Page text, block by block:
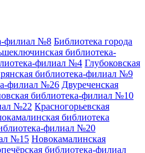
филиал №8 Библиотека города
библиотека-
филиал №4 Глубоковская
библиотека-филиал №9
филиал №26 Двуреченская
библиотека-филиал №10
№22 Красногорьевская
библиотека
филиал №20
№15 Новокамалинская
библиотека-филиал